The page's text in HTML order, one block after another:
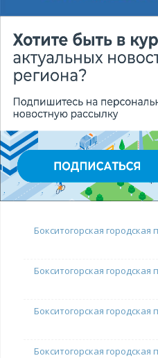
Бокситогорская
Бокситогорская
Бокситогорская
Бокситогорская